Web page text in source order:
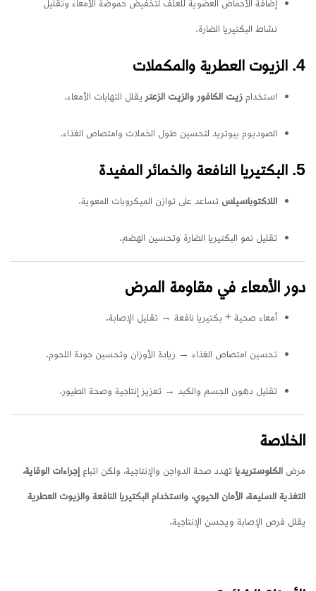
إضافة الأحماض العضوية للعلف لتخفيض حموضة الأمعاء وتقليل
نشاط البكتيريا الضارة.
4. الزيوت العطرية والمكملات
استخدام زيت الكافور والزيت الزعتر يقلل التهابات الأمعاء.
الصوديوم بيوتريد لتحسين طول الخملات وامتصاص الغذاء.
5. البكتيريا النافعة والخمائر المفيدة
اللاكتوباسيلس تساعد على توازن الميكروبات المعوية.
تقليل نمو البكتيريا الضارة وتحسين الهضم.
دور الأمعاء في مقاومة المرض
أمعاء صحية + بكتيريا نافعة → تقليل الإصابة.
تحسين امتصاص الغذاء → زيادة الأوزان وتحسين جودة اللحوم.
تقليل دهون الجسم والكبد → تعزيز إنتاجية وصحة الطيور.
الخلاصة
مرض الكلوستريديا تهدد صحة الدواجن والإنتاجية، ولكن اتباع إجراءات الوقاية،
التغذية السليمة، الأمان الحيوي، واستخدام البكتيريا النافعة والزيوت العطرية
يقلل فرص الإصابة ويحسن الإنتاجية.